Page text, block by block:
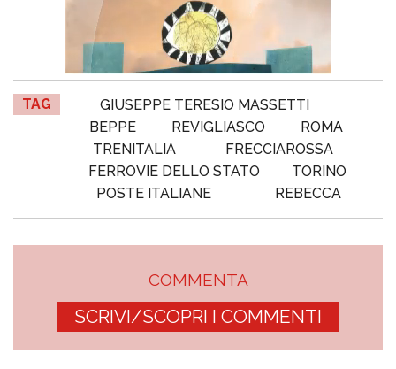
TAG
GIUSEPPE TERESIO MASSETTI
BEPPE
REVIGLIASCO
ROMA
TRENITALIA
FRECCIAROSSA
FERROVIE DELLO STATO
TORINO
POSTE ITALIANE
REBECCA
COMMENTA
SCRIVI/SCOPRI I COMMENTI